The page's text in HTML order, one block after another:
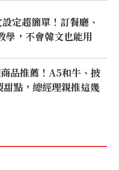
定超簡單！訂餐廳、
學，不會韓文也能用
品推薦！A5和牛、披
點，總經理親推這幾